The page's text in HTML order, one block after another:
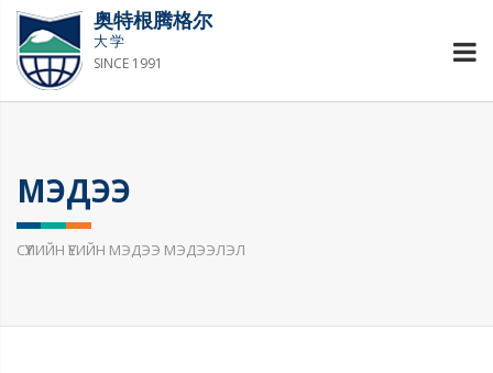
奥特根腾格尔
大学
SINCE 1991
МЭДЭЭ
СҮҮЛИЙН ҮЕИЙН МЭДЭЭ МЭДЭЭЛЭЛ